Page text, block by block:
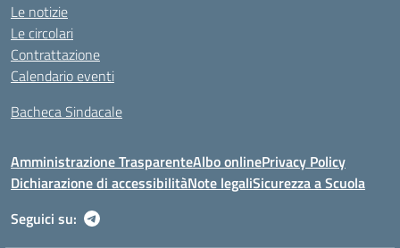
Le notizie
Le circolari
Contrattazione
Calendario eventi
Bacheca Sindacale
Amministrazione TrasparenteAlbo onlinePrivacy Policy
Dichiarazione di accessibilitàNote legaliSicurezza a Scuola
Seguici su: